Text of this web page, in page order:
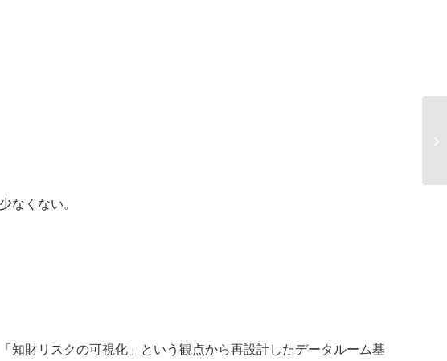
なくない。
知財リスクの可視化」という観点から再設計したデータルーム基